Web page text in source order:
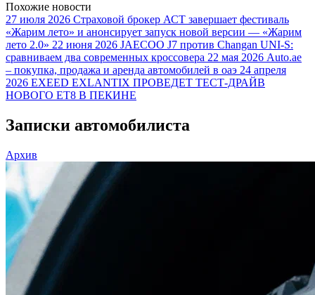
Похожие новости
27 июля 2026 Страховой брокер АСТ завершает фестиваль
«Жарим лето» и анонсирует запуск новой версии — «Жарим
лето 2.0» 22 июня 2026 JAECOO J7 против Changan UNI-S:
сравниваем два современных кроссовера 22 мая 2026 Auto.ae
– покупка, продажа и аренда автомобилей в оаэ 24 апреля
2026 EXEED EXLANTIX ПРОВЕДЕТ ТЕСТ-ДРАЙВ
НОВОГО ET8 В ПЕКИНЕ
Записки автомобилиста
Архив